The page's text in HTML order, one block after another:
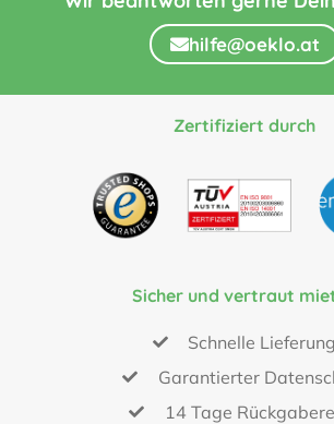
hilfe@oeklo.at
Zertifiziert durch
Sicher und vertraut
Schnelle Lieferung
Garantierter
14 Tage